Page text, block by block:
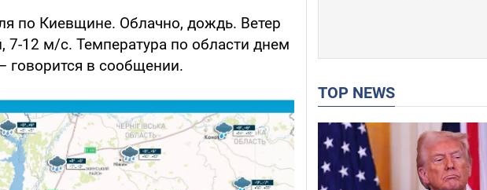
по Киевщине. Облачно, дождь. Ветер
12 м/с. Температура по области днем
говорится в сообщении.
TOP NEWS